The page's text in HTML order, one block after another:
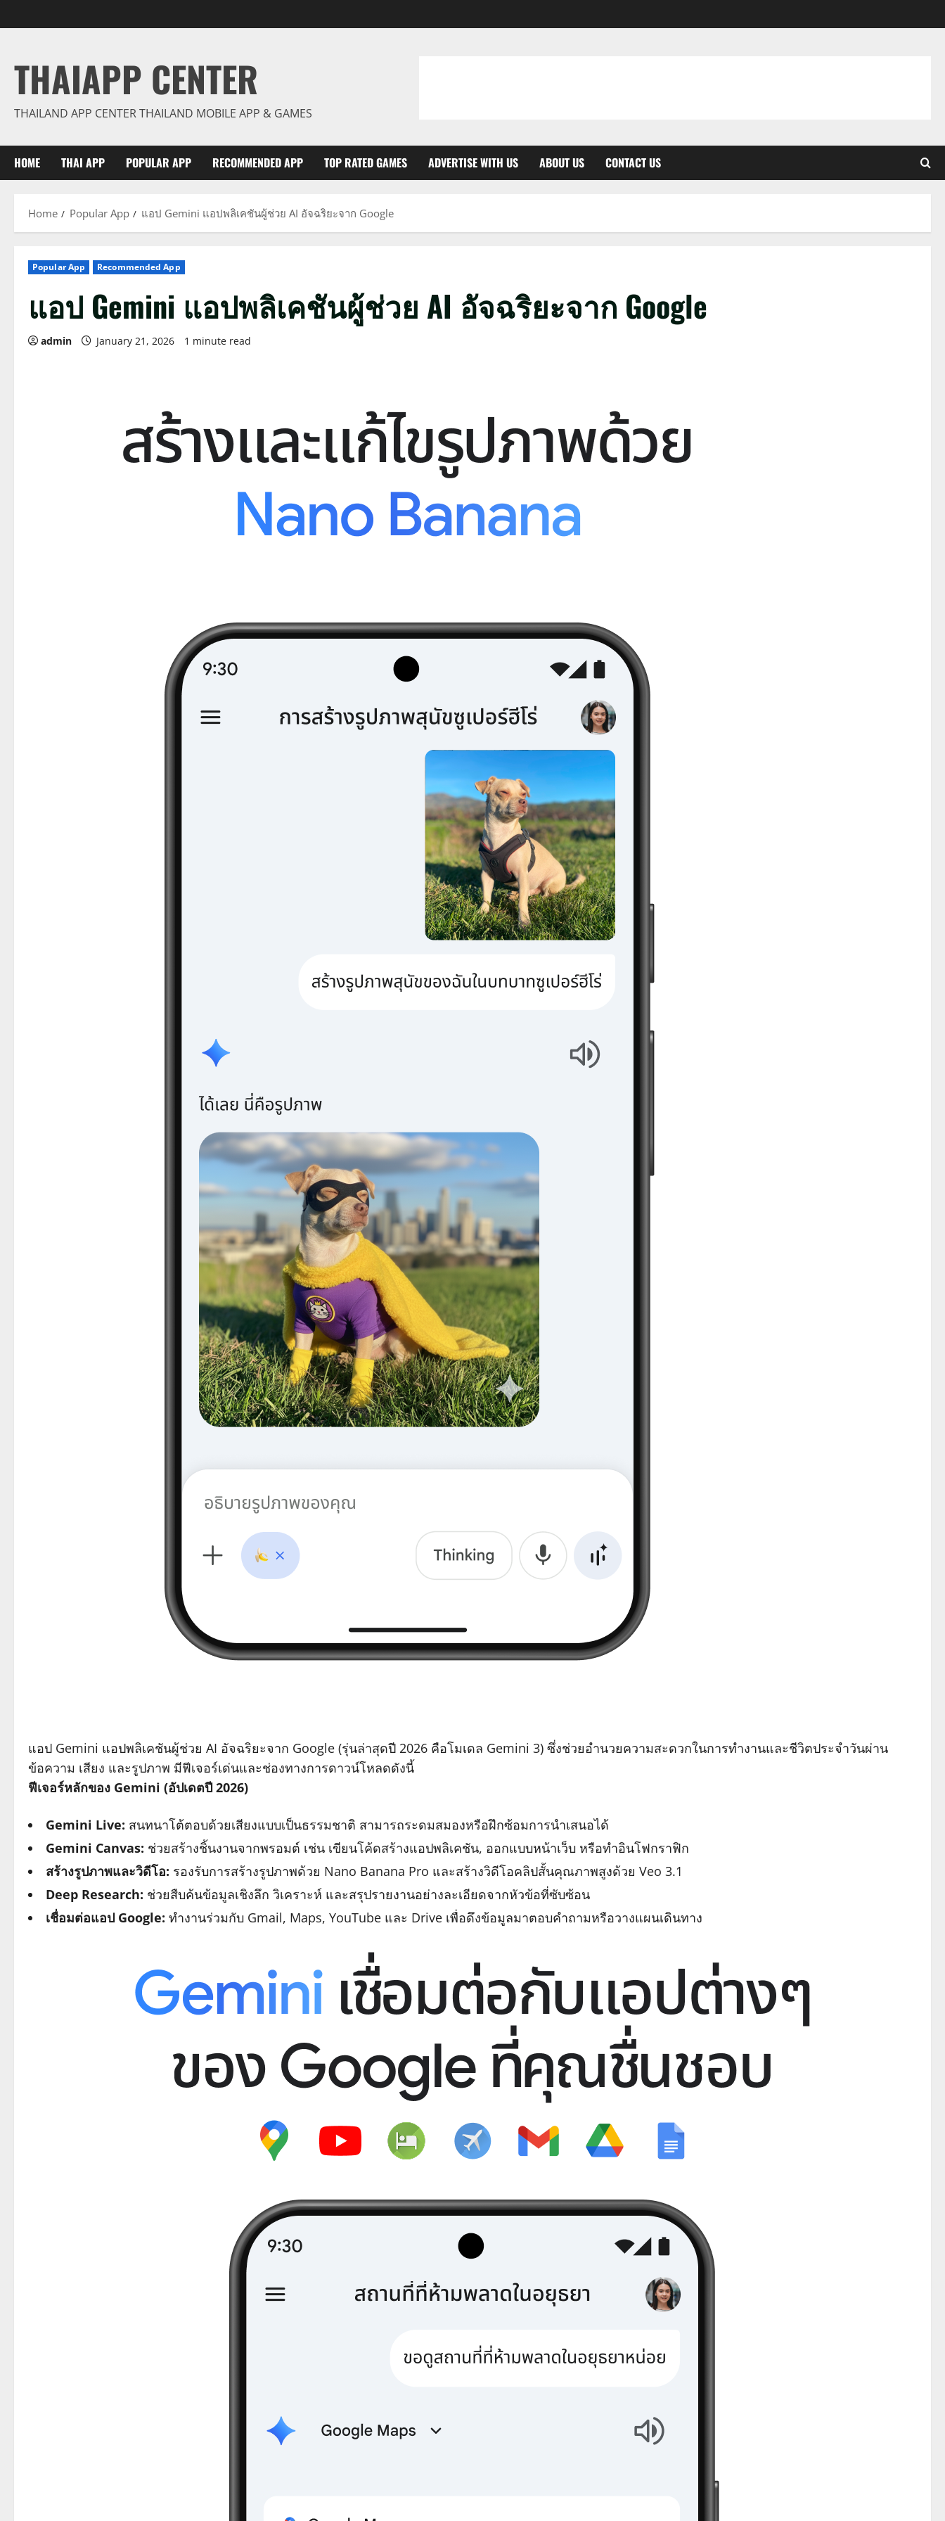
to
THAIAPP CENTER
THAILAND APP CENTER THAILAND MOBILE APP & GAMES
HOME THAI APP POPULAR APP RECOMMENDED APP TOP RATED GAMES ADVERTISE WITH US ABOUT US CONTACT US
Home Popular App แอป Gemini แอปพลิเคชันผู้ช่วย AI อัจฉริยะจาก Google
Popular App Recommended App
แอป Gemini แอปพลิเคชันผู้ช่วย AI อัจฉริยะจาก Google
admin January 21, 2026 1 minute read
แอป Gemini แอปพลิเคชันผู้ช่วย AI อัจฉริยะจาก Google (รุ่นล่าสุดปี 2026 คือโมเดล Gemini 3) ซึ่งช่วยอำนวยความสะดวกในการทำงานและชีวิตประจำวันผ่าน
ข้อความ เสียง และรูปภาพ มีฟีเจอร์เด่นและช่องทางการดาวน์โหลดดังนี้
ฟีเจอร์หลักของ Gemini (อัปเดตปี 2026)
Gemini Live: สนทนาโต้ตอบด้วยเสียงแบบเป็นธรรมชาติ สามารถระดมสมองหรือฝึกซ้อมการนำเสนอได้
Gemini Canvas: ช่วยสร้างชิ้นงานจากพรอมต์ เช่น เขียนโค้ดสร้างแอปพลิเคชัน, ออกแบบหน้าเว็บ หรือทำอินโฟกราฟิก
สร้างรูปภาพและวิดีโอ: รองรับการสร้างรูปภาพด้วย Nano Banana Pro และสร้างวิดีโอคลิปสั้นคุณภาพสูงด้วย Veo 3.1
Deep Research: ช่วยสืบค้นข้อมูลเชิงลึก วิเคราะห์ และสรุปรายงานอย่างละเอียดจากหัวข้อที่ซับซ้อน
เชื่อมต่อแอป Google: ทำงานร่วมกับ Gmail, Maps, YouTube และ Drive เพื่อดึงข้อมูลมาตอบคำถามหรือวางแผนเดินทาง